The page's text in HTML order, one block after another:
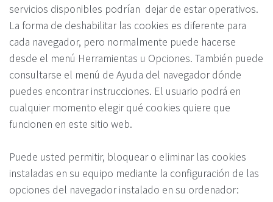
servicios disponibles podrían dejar de estar operativos.
La forma de deshabilitar las cookies es diferente para
cada navegador, pero normalmente puede hacerse
desde el menú Herramientas u Opciones. También puede
consultarse el menú de Ayuda del navegador dónde
puedes encontrar instrucciones. El usuario podrá en
cualquier momento elegir qué cookies quiere que
funcionen en este sitio web.
Puede usted permitir, bloquear o eliminar las cookies
instaladas en su equipo mediante la configuración de las
opciones del navegador instalado en su ordenador: